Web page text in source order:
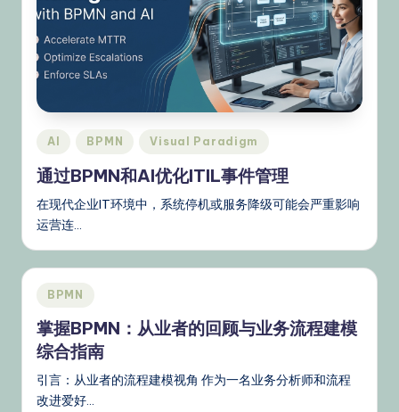
中
文
–
A
K
n
o
w
g
e,
Ti
Posted
AI BPMN Visual Paradigm
通过BPMN和AI优化ITIL事件管理
在现代企业IT环境中，系统停机或服务降级可能会严重影响
运营连…
Posted
BPMN
掌握BPMN：从业者的回顾与业务流程建模
综合指南
引言：从业者的流程建模视角 作为一名业务分析师和流程
改进爱好…